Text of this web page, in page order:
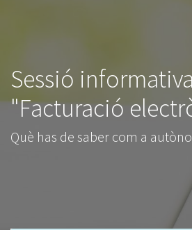
Sessió informativa
"Facturació
Què has de saber com a